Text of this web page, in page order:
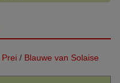
Prei / Blauwe van Solaise